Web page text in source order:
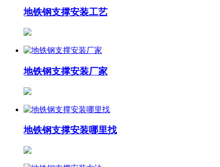
地铁钢支撑安装工艺
地铁钢支撑安装厂家
地铁钢支撑安装哪里找